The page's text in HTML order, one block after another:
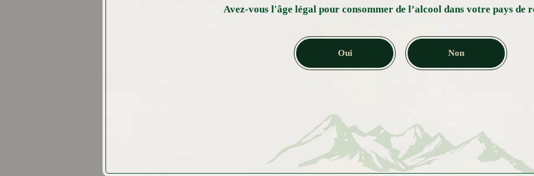
Avez-vous l'âge légal pour consommer de l’alcool dans votre pays de
Oui Non
Taux
18%
Jaune doré
Nez
Note